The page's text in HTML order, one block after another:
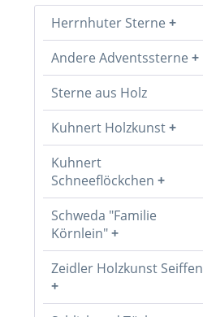
Herrnhuter Sterne
Andere Adventssterne
Sterne aus Holz
Kuhnert Holzkunst
Kuhnert
Schneeflöckchen
Schweda "Familie
Körnlein"
Zeidler Holzkunst Seiffen